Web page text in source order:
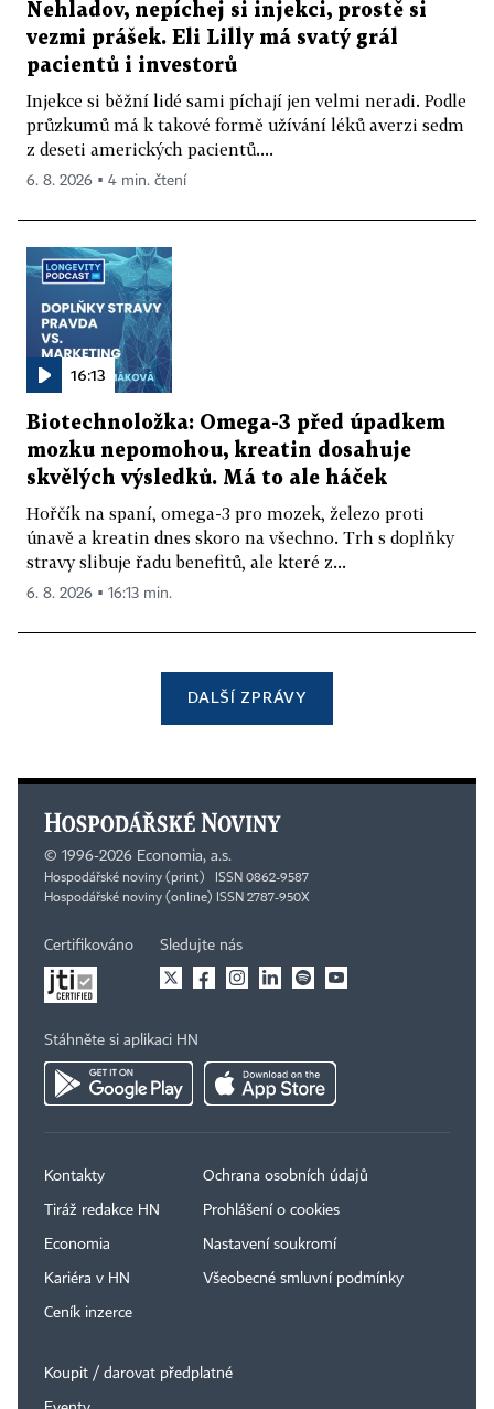
Nehladov, nepíchej si injekci, prostě si
vezmi prášek. Eli Lilly má svatý grál
pacientů i investorů
Injekce si běžní lidé sami píchají jen velmi neradi. Podle
průzkumů má k takové formě užívání léků averzi sedm
z deseti amerických pacientů....
6. 8. 2026 ▪ 4 min. čtení
16:13
Biotechnoložka: Omega-3 před úpadkem
mozku nepomohou, kreatin dosahuje
skvělých výsledků. Má to ale háček
Hořčík na spaní, omega-3 pro mozek, železo proti
únavě a kreatin dnes skoro na všechno. Trh s doplňky
stravy slibuje řadu benefitů, ale které z...
6. 8. 2026 ▪ 16:13 min.
DALŠÍ ZPRÁVY
© 1996-2026 Economia, a.s.
Hospodářské noviny (print) ISSN 0862-9587
Hospodářské noviny (online) ISSN 2787-950X
Certifikováno Sledujte nás
Stáhněte si aplikaci HN
Kontakty
Tiráž redakce HN
Economia
Kariéra v HN
Ceník inzerce
Ochrana osobních údajů
Prohlášení o cookies
Nastavení soukromí
Všeobecné smluvní podmínky
Koupit / darovat předplatné